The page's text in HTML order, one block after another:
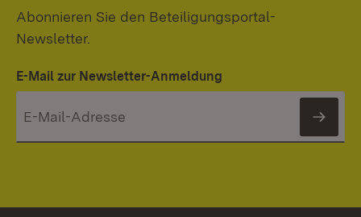
Abonnieren Sie den Beteiligungsportal-
Newsletter.
E-Mail zur Newsletter-Anmeldung